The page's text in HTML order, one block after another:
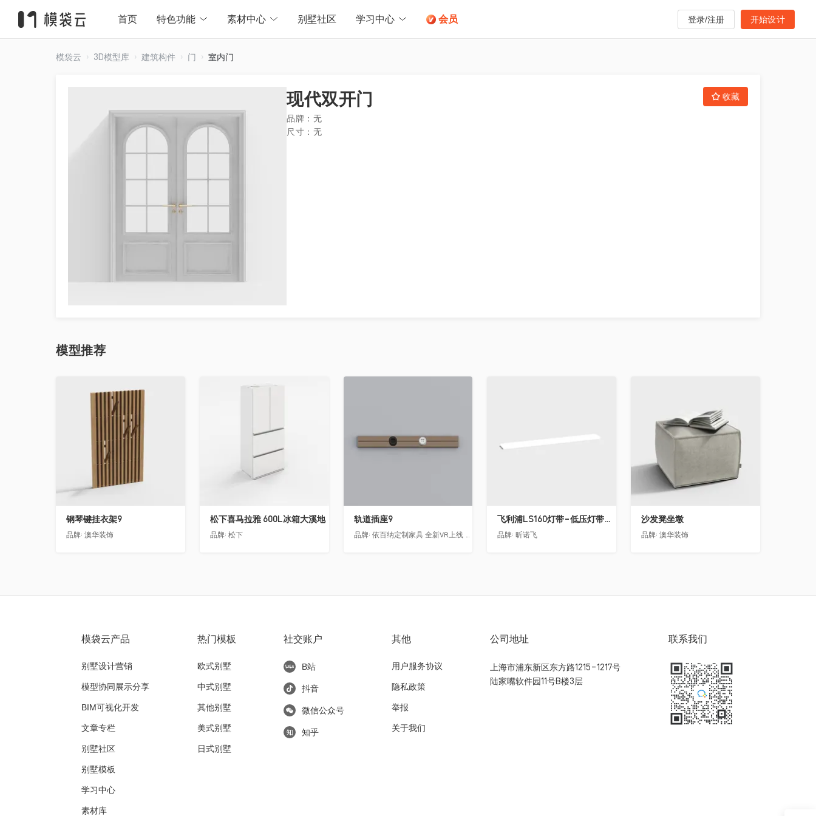
首页 特色功能 素材中心 别墅社区 学习中心 会员 登录/注册 开始设计
模袋云 3D模型库 建筑构件 门 室内门
现代双开门
品牌： 无
尺寸： 无
收藏
模型推荐
收藏
钢琴键挂衣架9
品牌: 澳华装饰
松下喜马拉雅 600L冰箱大溪地
品牌: 松下
轨道插座9
品牌: 依百纳定制家具 全新VR上线 让您提前遇见你未来的家！
飞利浦LS160灯带-低压灯带-100mm
品牌:昕诺飞
沙发凳坐墩
品牌:澳华装饰
模袋云产品
别墅设计营销
模型协同展示分享
BIM可视化开发
文章专栏
别墅社区
别墅模板
学习中心
素材库
热门模板
欧式别墅
中式别墅
其他别墅
美式别墅
日式别墅
社交账户
B站
抖音
微信公众号
知乎
其他
用户服务协议
隐私政策
举报
关于我们
公司地址
上海市浦东新区东方路1215-1217号
陆家嘴软件园11号B楼3层
联系我们